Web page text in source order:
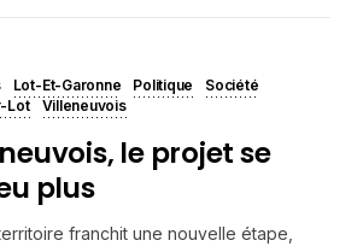
Lot-Et-Garonne Politique
Société
Lot Villeneuvois
le projet se
plus
franchit une nouvelle étape,